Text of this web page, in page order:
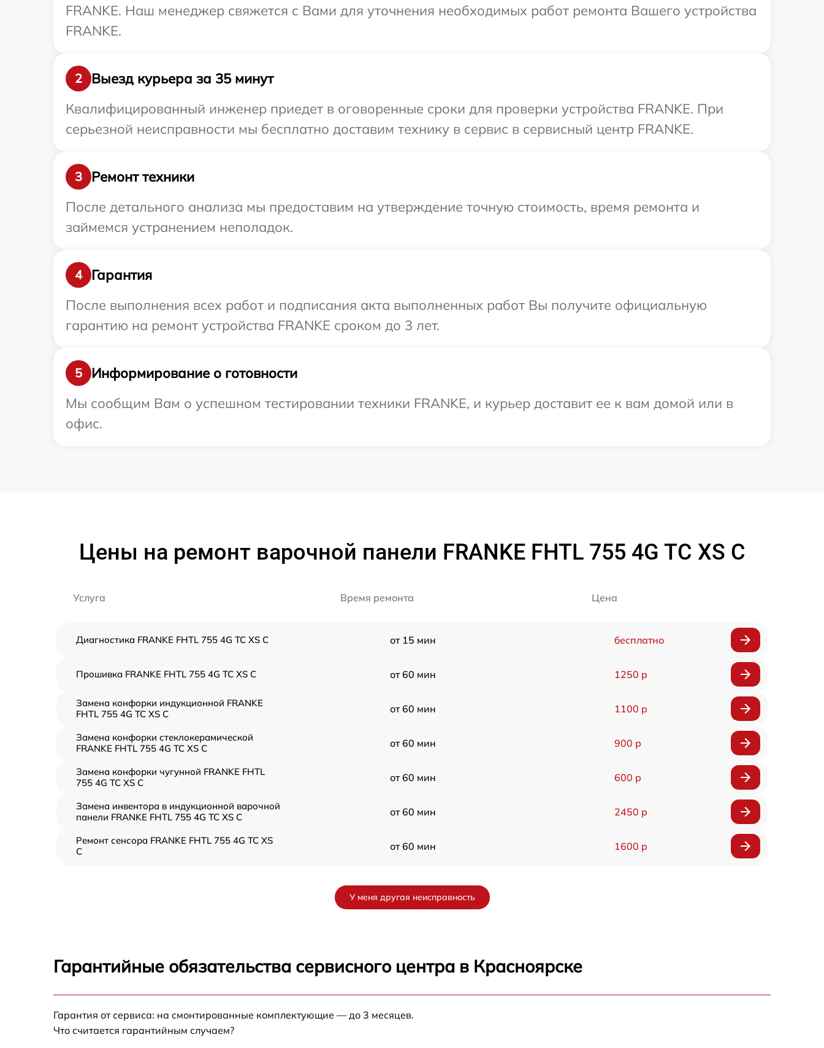
FRANKE. Наш менеджер свяжется с Вами для уточнения необходимых работ ремонта Вашего устройства
FRANKE.
2
Выезд курьера за 35 минут
Квалифицированный инженер приедет в оговоренные сроки для проверки устройства FRANKE. При
серьезной неисправности мы бесплатно доставим технику в сервис в сервисный центр FRANKE.
3
Ремонт техники
После детального анализа мы предоставим на утверждение точную стоимость, время ремонта и
займемся устранением неполадок.
4
Гарантия
После выполнения всех работ и подписания акта выполненных работ Вы получите официальную
гарантию на ремонт устройства FRANKE сроком до 3 лет.
5
Информирование о готовности
Мы сообщим Вам о успешном тестировании техники FRANKE, и курьер доставит ее к вам домой или в
офис.
Цены на ремонт варочной панели FRANKE FHTL 755 4G TC XS C
Услуга Время ремонта Цена
Диагностика FRANKE FHTL 755 4G TC XS C от 15 мин бесплатно
Прошивка FRANKE FHTL 755 4G TC XS C от 60 мин 1250 р
Замена конфорки индукционной FRANKE
FHTL 755 4G TC XS C
от 60 мин 1100 р
Замена конфорки стеклокерамической
FRANKE FHTL 755 4G TC XS C
от 60 мин 900 р
Замена конфорки чугунной FRANKE FHTL
755 4G TC XS C
от 60 мин 600 р
Замена инвентора в индукционной варочной
панели FRANKE FHTL 755 4G TC XS C
от 60 мин 2450 р
Ремонт сенсора FRANKE FHTL 755 4G TC XS
C
от 60 мин 1600 р
Замена сенсора FRANKE FHTL 755 4G TC XS
от 60 мин
У меня другая неисправность
Гарантийные обязательства сервисного центра в Красноярске
Гарантия от сервиса: на смонтированные комплектующие — до 3 месяцев.
Что считается гарантийным случаем?